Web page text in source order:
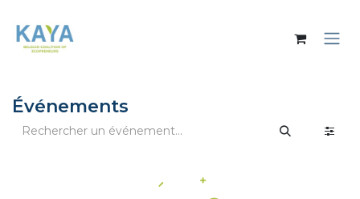
Événements